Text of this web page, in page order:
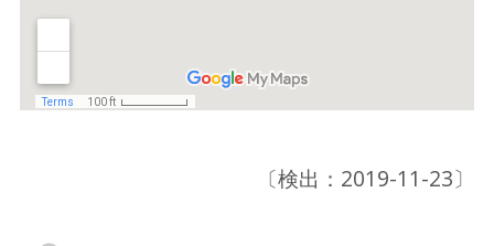
〔検出：2019-11-23〕